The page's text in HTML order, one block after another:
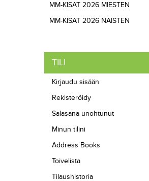
MM-KISAT 2026 MIESTEN
MM-KISAT 2026 NAISTEN
TILI
Kirjaudu sisään
Rekisteröidy
Salasana unohtunut
Minun tilini
Address Books
Toivelista
Tilaushistoria